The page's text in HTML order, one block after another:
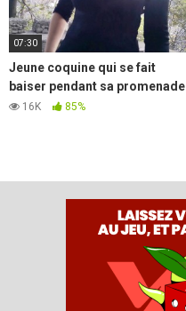
07:30
Jeune coquine qui se fait
baiser pendant sa promenade
avec son chien
16K 85%